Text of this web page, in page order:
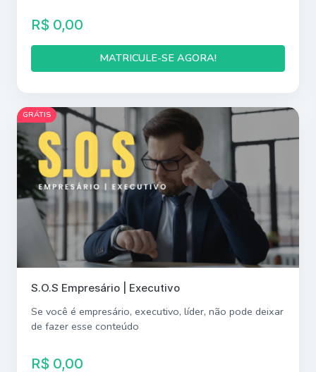
R$ 0,00
MATRICULE-SE AGORA!
GRÁTIS
S.O.S Empresário | Executivo
Se você é empresário, executivo, líder, não pode deixar
de fazer esse conteúdo
R$ 0,00